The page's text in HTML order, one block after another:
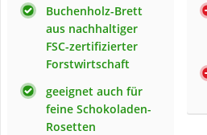
Buchenholz-Brett
aus nachhaltiger
FSC-zertifizierter
Forstwirtschaft
geeignet auch für
feine Schokoladen-
Rosetten